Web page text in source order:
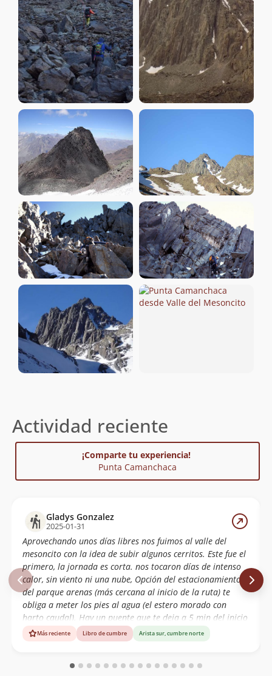
Actividad reciente
¡Comparte tu experiencia!
Punta Camanchaca
Gladys Gonzalez
2025-01-31
Aprovechando unos días libres nos fuimos al valle del
mesoncito con la idea de subir algunos cerritos. Este fue el
primero, la jornada es corta. nos tocaron días de intenso
calor, sin viento ni una nube, Opción del estacionamiento
del parque arenas (más cercana al inicio de la ruta) te
obliga a meter los pies al agua (el estero morado con
harto caudal). Hay un puente que te deja a 5 min del inicio
de la subida, pero tiene reja y candado... otra opción es
cruzarlo mucho antes, por unos puentes de roca. En este
las vegas. Cerro muy entretenido, harta caída de piedras.
Más reciente Libro de cumbre Arista sur, cumbre norte